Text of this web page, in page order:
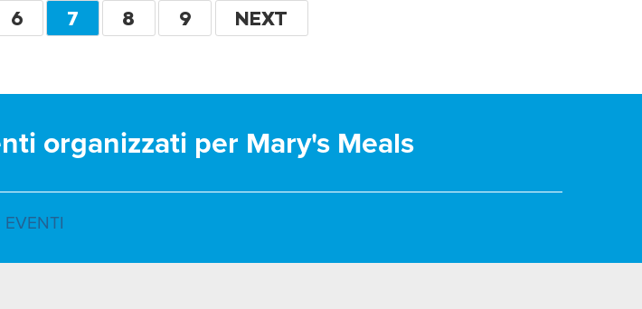
PAGINA
6
PAGINA
7 PAGINA
8 PAGINA
9
PAGINA
NEXT
organizzati per Mary's Meals
EVENTI